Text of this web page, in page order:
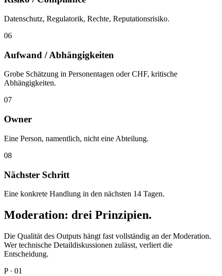
Datenschutz, Regulatorik, Rechte, Reputationsrisiko.
06
Aufwand / Abhängigkeiten
Grobe Schätzung in Personentagen oder CHF, kritische
Abhängigkeiten.
07
Owner
Eine Person, namentlich, nicht eine Abteilung.
08
Nächster Schritt
Eine konkrete Handlung in den nächsten 14 Tagen.
Moderation: drei Prinzipien.
Die Qualität des Outputs hängt fast vollständig an der Moderation.
Wer technische Detaildiskussionen zulässt, verliert die
Entscheidung.
P · 01